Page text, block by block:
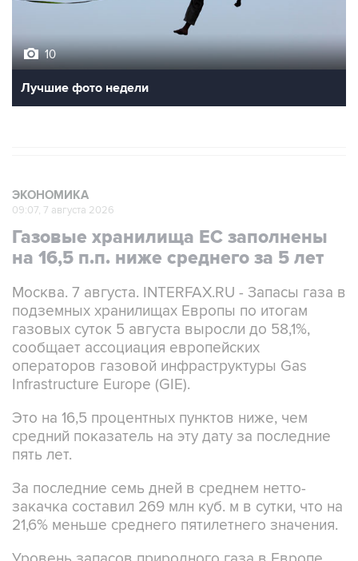
10
Лучшие фото недели
ЭКОНОМИКА
09:07, 7 августа 2026
Газовые хранилища ЕС заполнены
на 16,5 п.п. ниже среднего за 5 лет
Москва. 7 августа. INTERFAX.RU - Запасы газа в
подземных хранилищах Европы по итогам
газовых суток 5 августа выросли до 58,1%,
сообщает ассоциация европейских
операторов газовой инфраструктуры Gas
Infrastructure Europe (GIE).
Это на 16,5 процентных пунктов ниже, чем
средний показатель на эту дату за последние
пять лет.
За последние семь дней в среднем нетто-
закачка составил 269 млн куб. м в сутки, что на
21,6% меньше среднего пятилетнего значения.